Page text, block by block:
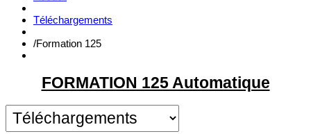
Téléchargements
/Formation 125
FORMATION 125 Automatique